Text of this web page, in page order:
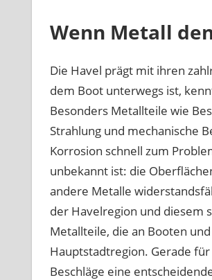
Wenn Metall
Die Havel prägt mit ihren
dem Boot unterwegs ist,
Besonders Metallteile wie
Strahlung und mechanische
Korrosion schnell zum
unbekannt ist: die
andere Metalle
der Havelregion und diesem
Metallteile, die an Booten
Hauptstadtregion. Gerade
Beschläge eine